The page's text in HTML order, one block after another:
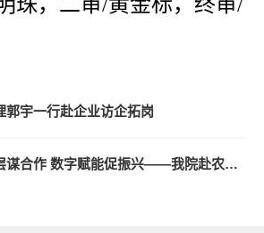
郭宇一行赴企业访企拓岗
走访基层谋合作 数字赋能促振兴——我院赴农业专业合作社开展实地校企洽谈